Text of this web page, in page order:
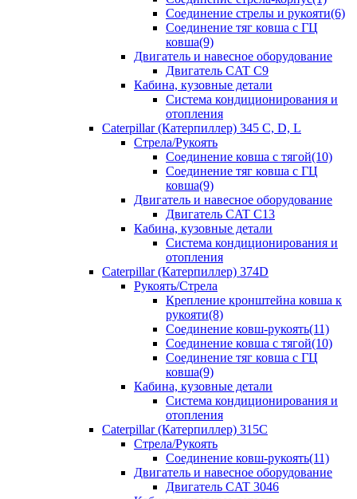
Соединение стрелы и рукояти(6)
Соединение тяг ковша с ГЦ
ковша(9)
Двигатель и навесное оборудование
Двигатель CAT C9
Кабина, кузовные детали
Система кондиционирования и
отопления
Caterpillar (Катерпиллер) 345 C, D, L
Стрела/Рукоять
Соединение ковша с тягой(10)
Соединение тяг ковша с ГЦ
ковша(9)
Двигатель и навесное оборудование
Двигатель CAT C13
Кабина, кузовные детали
Система кондиционирования и
отопления
Caterpillar (Катерпиллер) 374D
Рукоять/Стрела
Крепление кронштейна ковша к
рукояти(8)
Соединение ковш-рукоять(11)
Соединение ковша с тягой(10)
Соединение тяг ковша с ГЦ
ковша(9)
Кабина, кузовные детали
Система кондиционирования и
отопления
Caterpillar (Катерпиллер) 315C
Стрела/Рукоять
Соединение ковш-рукоять(11)
Двигатель и навесное оборудование
Двигатель CAT 3046